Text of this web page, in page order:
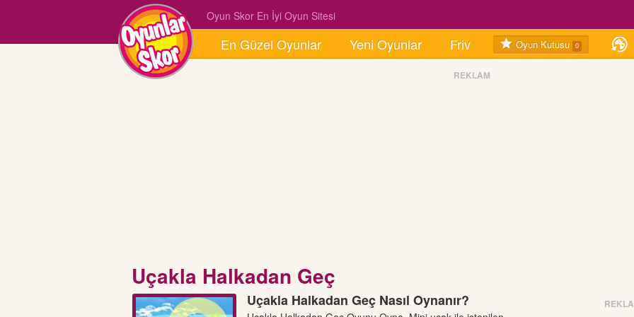
En Güzel Oyunlar Yeni Oyunlar Friv Oyun Kutusu 0
Oyun Skor En İyi Oyun Sitesi
REKLAM
Uçakla Halkadan Geç
Uçakla Halkadan Geç Nasıl Oynanır?